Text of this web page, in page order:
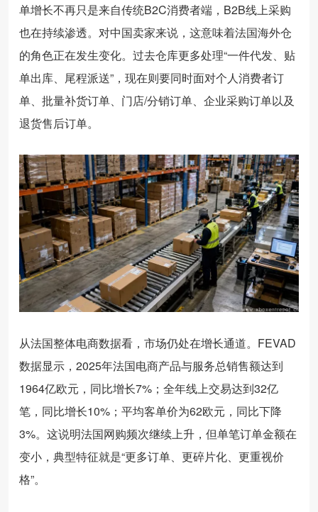
单增长不再只是来自传统B2C消费者端，B2B线上采购
也在持续渗透。对中国卖家来说，这意味着法国海外仓
的角色正在发生变化。过去仓库更多处理“一件代发、贴
单出库、尾程派送”，现在则要同时面对个人消费者订
单、批量补货订单、门店/分销订单、企业采购订单以及
退货售后订单。
从法国整体电商数据看，市场仍处在增长通道。FEVAD
数据显示，2025年法国电商产品与服务总销售额达到
1964亿欧元，同比增长7%；全年线上交易达到32亿
笔，同比增长10%；平均客单价为62欧元，同比下降
3%。这说明法国网购频次继续上升，但单笔订单金额在
变小，典型特征就是“更多订单、更碎片化、更重视价
格”。